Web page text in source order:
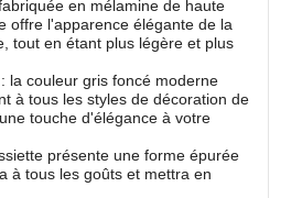
en mélamine de haute
offre l'apparence élégante de la
tout en étant plus légère et plus
la couleur gris foncé moderne
à tous les styles de décoration de
touche d'élégance à votre
présente une forme épurée
à tous les goûts et mettra en